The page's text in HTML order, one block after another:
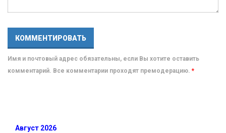
Имя и почтовый адрес обязательны, если Вы хотите оставить
комментарий. Все комментарии проходят премодерацию. *
Август 2026